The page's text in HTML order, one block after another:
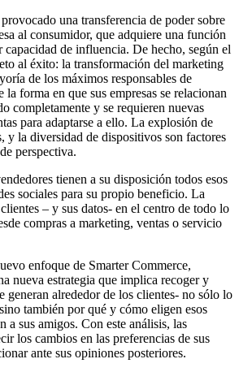
una transferencia de poder sobre
al consumidor, que adquiere una función
de influencia. De hecho, según el
al éxito: la transformación del marketing
de los máximos responsables de
forma en que sus empresas se relacionan
completamente y se requieren nuevas
para adaptarse a ello. La explosión de
y la diversidad de dispositivos son factores
perspectiva.
tienen a su disposición todos esos
sociales para su propio beneficio. La
– y sus datos- en el centro de todo lo
compras a marketing, ventas o servicio
enfoque de Smarter Commerce,
nueva estrategia que implica recoger y
generan alrededor de los clientes- no sólo lo
también por qué y cómo eligen esos
a sus amigos. Con este análisis, las
los cambios en las preferencias de sus
ante sus opiniones posteriores.